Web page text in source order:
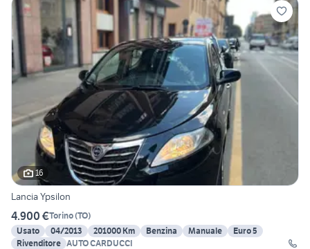
16
Lancia Ypsilon
4.900 €Torino(TO)
Usato
04/2013 201000 Km Benzina Manuale
Euro 5
Rivenditore AUTO CARDUCCI